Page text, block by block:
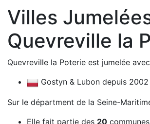
Villes
Quevreville la
Quevreville la Poterie est jumelée
Gostyn & Lubon depuis 2002
Sur le départment de la Seine-
Elle fait partie des 20